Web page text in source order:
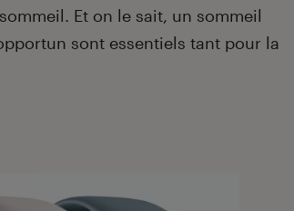
Et on le sait, un sommeil
sont essentiels tant pour la